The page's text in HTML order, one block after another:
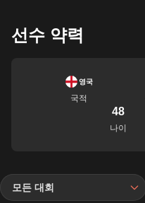
선수 약력
영국
국적
48
나이
모든 대회